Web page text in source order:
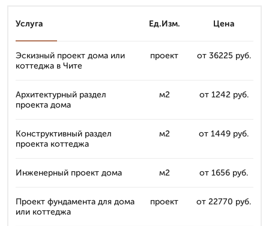
Услуга Ед.Изм. Цена
Эскизный проект дома или
коттеджа в Чите
проект от 36225 руб.
Архитектурный раздел
проекта дома
м2 от 1242 руб.
Конструктивный раздел
проекта коттеджа
м2 от 1449 руб.
Инженерный проект дома м2 от 1656 руб.
Проект фундамента для дома
или коттеджа
проект от 22770 руб.